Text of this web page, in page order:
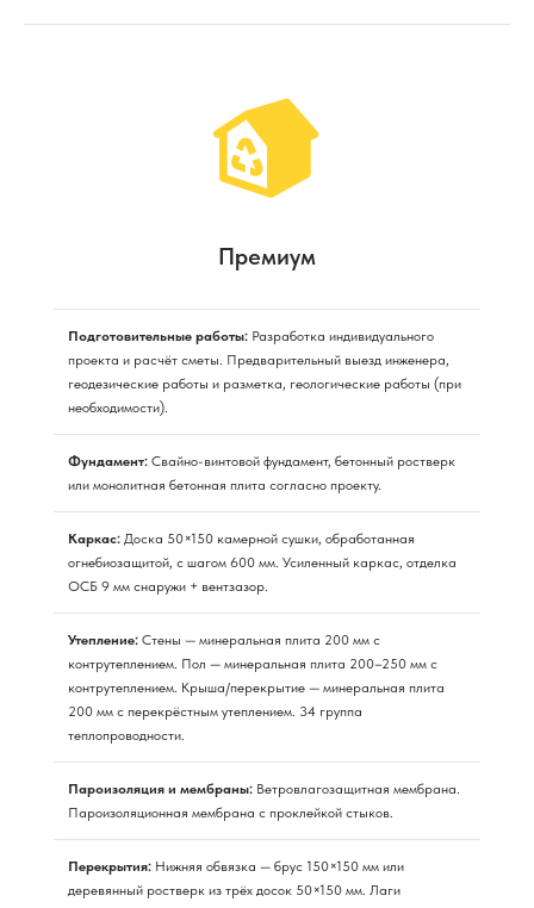
Премиум
Подготовительные работы: Разработка индивидуального
проекта и расчёт сметы. Предварительный выезд инженера,
геодезические работы и разметка, геологические работы (при
необходимости).
Фундамент: Свайно-винтовой фундамент, бетонный ростверк
или монолитная бетонная плита согласно проекту.
Каркас: Доска 50×150 камерной сушки, обработанная
огнебиозащитой, с шагом 600 мм. Усиленный каркас, отделка
ОСБ 9 мм снаружи + вентзазор.
Утепление: Стены — минеральная плита 200 мм с
контрутеплением. Пол — минеральная плита 200–250 мм с
контрутеплением. Крыша/перекрытие — минеральная плита
200 мм с перекрёстным утеплением. 34 группа
теплопроводности.
Пароизоляция и мембраны: Ветровлагозащитная мембрана.
Пароизоляционная мембрана с проклейкой стыков.
Перекрытия: Нижняя обвязка — брус 150×150 мм или
деревянный ростверк из трёх досок 50×150 мм. Лаги